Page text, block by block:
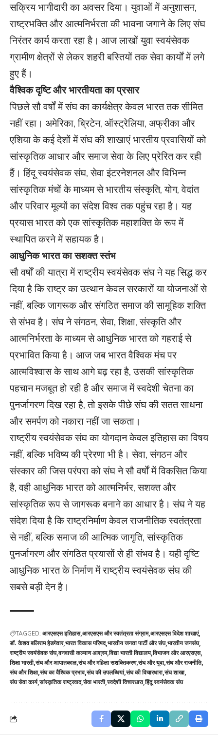
सक्रिय भागीदारी का अवसर दिया। युवाओं में अनुशासन,
राष्ट्रभक्ति और आत्मनिर्भरता की भावना जगाने के लिए संघ
निरंतर कार्य करता रहा है। आज लाखों युवा स्वयंसेवक
ग्रामीण क्षेत्रों से लेकर शहरी बस्तियों तक सेवा कार्यों में लगे
हुए हैं।
वैश्विक दृष्टि और भारतीयता का प्रसार
पिछले सौ वर्षों में संघ का कार्यक्षेत्र केवल भारत तक सीमित
नहीं रहा। अमेरिका, ब्रिटेन, ऑस्ट्रेलिया, अफ्रीका और
एशिया के कई देशों में संघ की शाखाएं भारतीय प्रवासियों को
सांस्कृतिक आधार और समाज सेवा के लिए प्रेरित कर रही
हैं। हिंदू स्वयंसेवक संघ, सेवा इंटरनेशनल और विभिन्न
सांस्कृतिक मंचों के माध्यम से भारतीय संस्कृति, योग, वेदांत
और परिवार मूल्यों का संदेश विश्व तक पहुंच रहा है। यह
प्रयास भारत को एक सांस्कृतिक महाशक्ति के रूप में
स्थापित करने में सहायक है।
आधुनिक भारत का सशक्त स्तंभ
सौ वर्षों की यात्रा में राष्ट्रीय स्वयंसेवक संघ ने यह सिद्ध कर
दिया है कि राष्ट्र का उत्थान केवल सरकारों या योजनाओं से
नहीं, बल्कि जागरूक और संगठित समाज की सामूहिक शक्ति
से संभव है। संघ ने संगठन, सेवा, शिक्षा, संस्कृति और
आत्मनिर्भरता के माध्यम से आधुनिक भारत को गहराई से
प्रभावित किया है। आज जब भारत वैश्विक मंच पर
आत्मविश्वास के साथ आगे बढ़ रहा है, उसकी सांस्कृतिक
पहचान मजबूत हो रही है और समाज में स्वदेशी चेतना का
पुनर्जागरण दिख रहा है, तो इसके पीछे संघ की सतत साधना
और समर्पण को नकारा नहीं जा सकता।
राष्ट्रीय स्वयंसेवक संघ का योगदान केवल इतिहास का विषय
नहीं, बल्कि भविष्य की प्रेरणा भी है। सेवा, संगठन और
संस्कार की जिस परंपरा को संघ ने सौ वर्षों में विकसित किया
है, वही आधुनिक भारत को आत्मनिर्भर, सशक्त और
सांस्कृतिक रूप से जागरूक बनाने का आधार है। संघ ने यह
संदेश दिया है कि राष्ट्रनिर्माण केवल राजनीतिक स्वतंत्रता
से नहीं, बल्कि समाज की आत्मिक जागृति, सांस्कृतिक
पुनर्जागरण और संगठित प्रयासों से ही संभव है। यही दृष्टि
आधुनिक भारत के निर्माण में राष्ट्रीय स्वयंसेवक संघ की
सबसे बड़ी देन है।
TAGGED: आरएसएस इतिहास आरएसएस और स्वतंत्रता संग्राम आरएसएस विदेश शाखाएं
डॉ. केशव बलिराम हेडगेवार भारत विकास परिषद भारतीय जनता पार्टी और संघ भारतीय जनसंघ
राष्ट्रीय स्वयंसेवक संघ वनवासी कल्याण आश्रम विद्या भारती विद्यालय विभाजन और आरएसएस
शिक्षा भारती संघ और आपातकाल संघ और महिला सशक्तिकरण संघ और युवा संघ और राजनीति
संघ और शिक्षा संघ का वैश्विक प्रभाव संघ की उपलब्धियां संघ की विचारधारा संघ शाखा
संघ सेवा कार्य सांस्कृतिक राष्ट्रवाद सेवा भारती स्वदेशी विचारधारा हिंदू स्वयंसेवक संघ